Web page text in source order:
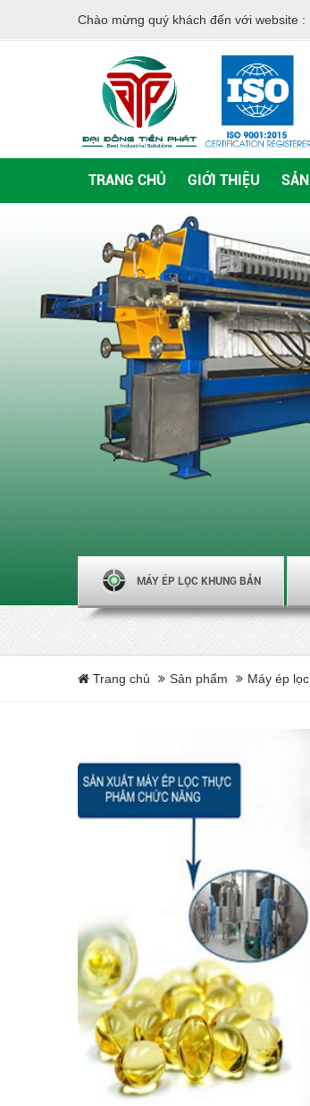
Chào mừng quý khách đến với website :
TRANG CHỦ GIỚI THIỆU
MÁY ÉP LỌC KHUNG BẢN
Trang chủ Sản phẩm Máy ép